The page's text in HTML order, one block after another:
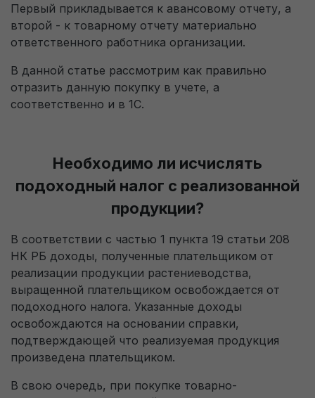
Первый прикладывается к авансовому отчету, а
второй - к товарному отчету материально
ответственного работника организации.
В данной статье рассмотрим как правильно
отразить данную покупку в учете, а
соответственно и в 1С.
Необходимо ли исчислять
подоходный налог с реализованной
продукции?
В соответствии с частью 1 пункта 19 статьи 208
НК РБ доходы, полученные плательщиком от
реализации продукции растениеводства,
выращенной плательщиком освобождается от
подоходного налога. Указанные доходы
освобождаются на основании справки,
подтверждающей что реализуемая продукция
произведена плательщиком.
В свою очередь, при покупке товарно-